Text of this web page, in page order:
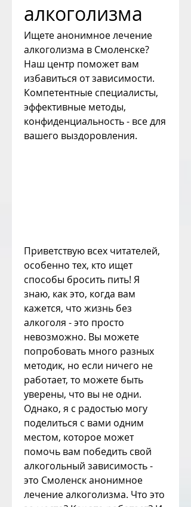
алкоголизма
Ищете анонимное лечение
алкоголизма в Смоленске?
Наш центр поможет вам
избавиться от зависимости.
Компетентные специалисты,
эффективные методы,
конфиденциальность - все для
вашего выздоровления.
Приветствую всех читателей,
особенно тех, кто ищет
способы бросить пить! Я
знаю, как это, когда вам
кажется, что жизнь без
алкоголя - это просто
невозможно. Вы можете
попробовать много разных
методик, но если ничего не
работает, то можете быть
уверены, что вы не одни.
Однако, я с радостью могу
поделиться с вами одним
местом, которое может
помочь вам победить свой
алкогольный зависимость -
это Смоленск анонимное
лечение алкоголизма. Что это